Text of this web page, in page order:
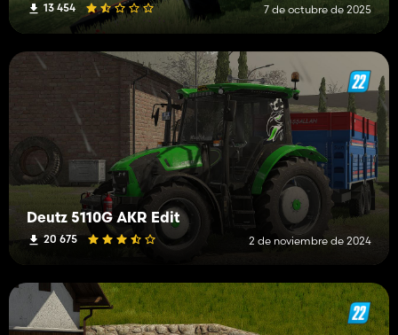
13 454 7 de octubre de 2025
Deutz 5110G AKR Edit
20 675 2 de noviembre de 2024